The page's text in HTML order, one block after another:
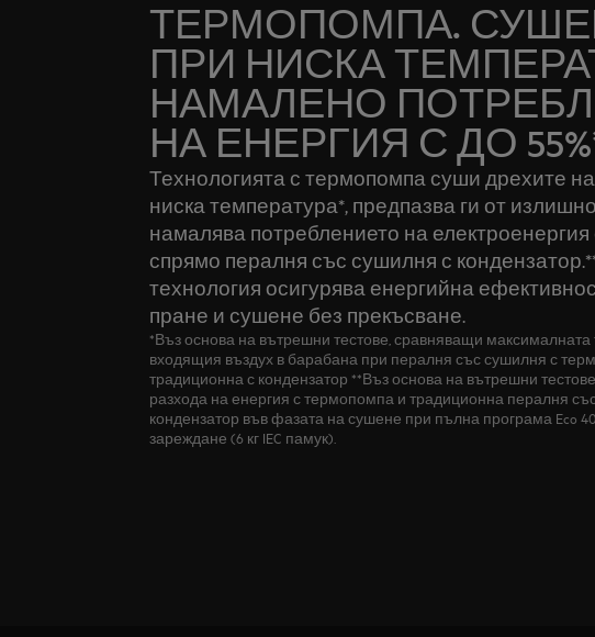
ТЕРМОПОМПА.
ПРИ НИСКА
НАМАЛЕНО
НА ЕНЕРГИЯ С ДО
Технологията с термопомпа суши дрехите
ниска температура*, предпазва ги от
намалява потреблението на електроенергия
спрямо пералня със сушилня с
технология осигурява енергийна
пране и сушене без прекъсване.
*Въз основа на вътрешни тестове, сравняващи
входящия въздух в барабана при пералня със сушилня с
традиционна с кондензатор **Въз основа на вътрешни
разхода на енергия с термопомпа и традиционна пералня
кондензатор във фазата на сушене при пълна програма Eco
зареждане (6 кг IEC памук).